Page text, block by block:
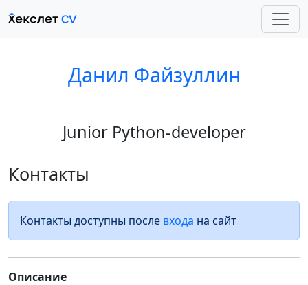
Данил Файзуллин
Junior Python-developer
Контакты
Контакты доступны после входа на сайт
Описание